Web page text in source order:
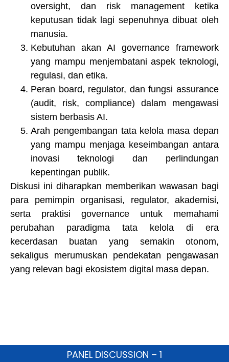
oversight, dan risk management ketika
keputusan tidak lagi sepenuhnya dibuat oleh
manusia.
Kebutuhan akan AI governance framework
yang mampu menjembatani aspek teknologi,
regulasi, dan etika.
Peran board, regulator, dan fungsi assurance
(audit, risk, compliance) dalam mengawasi
sistem berbasis AI.
Arah pengembangan tata kelola masa depan
yang mampu menjaga keseimbangan antara
inovasi teknologi dan perlindungan
kepentingan publik.
Diskusi ini diharapkan memberikan wawasan bagi
para pemimpin organisasi, regulator, akademisi,
serta praktisi governance untuk memahami
perubahan paradigma tata kelola di era
kecerdasan buatan yang semakin otonom,
sekaligus merumuskan pendekatan pengawasan
yang relevan bagi ekosistem digital masa depan.
PANEL DISCUSSION – 1